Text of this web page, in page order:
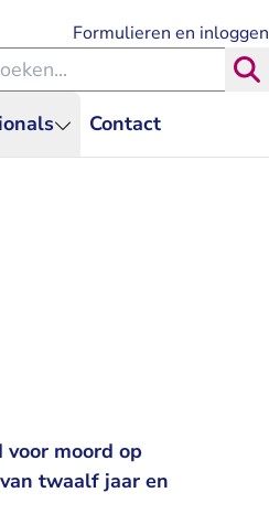
Contact
Formulieren en inloggen
binnen de Rechtspraak
moord op
twaalf jaar en